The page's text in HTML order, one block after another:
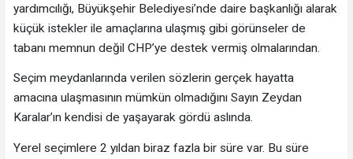
yardımcılığı, Büyükşehir Belediyesi’nde daire başkanlığı alarak
küçük istekler ile amaçlarına ulaşmış gibi görünseler de
tabanı memnun değil CHP’ye destek vermiş olmalarından.
Seçim meydanlarında verilen sözlerin gerçek hayatta
amacına ulaşmasının mümkün olmadığını Sayın Zeydan
Karalar’ın kendisi de yaşayarak gördü aslında.
Yerel seçimlere 2 yıldan biraz fazla bir süre var. Bu süre